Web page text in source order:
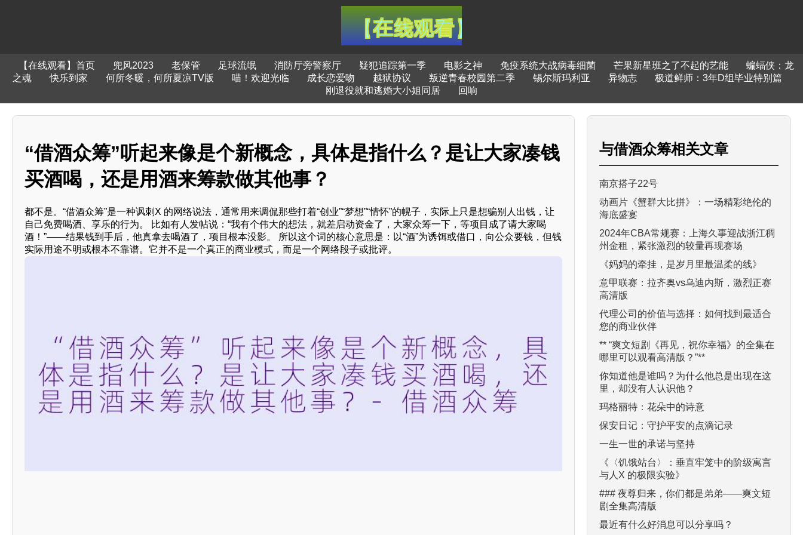
【在线观看】首页 兜风2023 老保管 足球流氓 消防厅旁警察厅 疑犯追踪第一季 电影之神 免疫系统大战病毒细菌 芒果新星班之了不起的艺能
蝙蝠侠：龙
之魂
快乐到家 何所冬暖，何所夏凉TV版 喵！欢迎光临 成长恋爱吻 越狱协议 叛逆青春校园第二季 锡尔斯玛利亚 异物志
极道鲜师：3年D组毕业特别篇
刚退役就和逃婚大小姐同居
回响
“借酒众筹”听起来像是个新概念，具体是指什么？是让大家凑钱
买酒喝，还是用酒来筹款做其他事？
都不是。“借酒众筹”是一种讽刺X 的网络说法，通常用来调侃那些打着“创业”“梦想”“情怀”的幌子，实际上只是想骗别人出钱，让
自己免费喝酒、享乐的行为。 比如有人发帖说：“我有个伟大的想法，就差启动资金了，大家众筹一下，等项目成了请大家喝
酒！”——结果钱到手后，他真拿去喝酒了，项目根本没影。 所以这个词的核心意思是：以“酒”为诱饵或借口，向公众要钱，但钱
实际用途不明或根本不靠谱。它并不是一个真正的商业模式，而是一个网络段子或批评。
与借酒众筹相关文章
南京搭子22号
动画片《蟹群大比拼》：一场精彩绝伦的
海底盛宴
2024年CBA常规赛：上海久事迎战浙江稠
州金租，紧张激烈的较量再现赛场
《妈妈的牵挂，是岁月里最温柔的线》
意甲联赛：拉齐奥vs乌迪内斯，激烈正赛
高清版
代理公司的价值与选择：如何找到最适合
您的商业伙伴
** “爽文短剧《再见，祝你幸福》的全集在
哪里可以观看高清版？”**
你知道他是谁吗？为什么他总是出现在这
里，却没有人认识他？
玛格丽特：花朵中的诗意
保安日记：守护平安的点滴记录
一生一世的承诺与坚持
《〈饥饿站台〉：垂直牢笼中的阶级寓言
与人X 的极限实验》
### 夜尊归来，你们都是弟弟——爽文短
剧全集高清版
最近有什么好消息可以分享吗？